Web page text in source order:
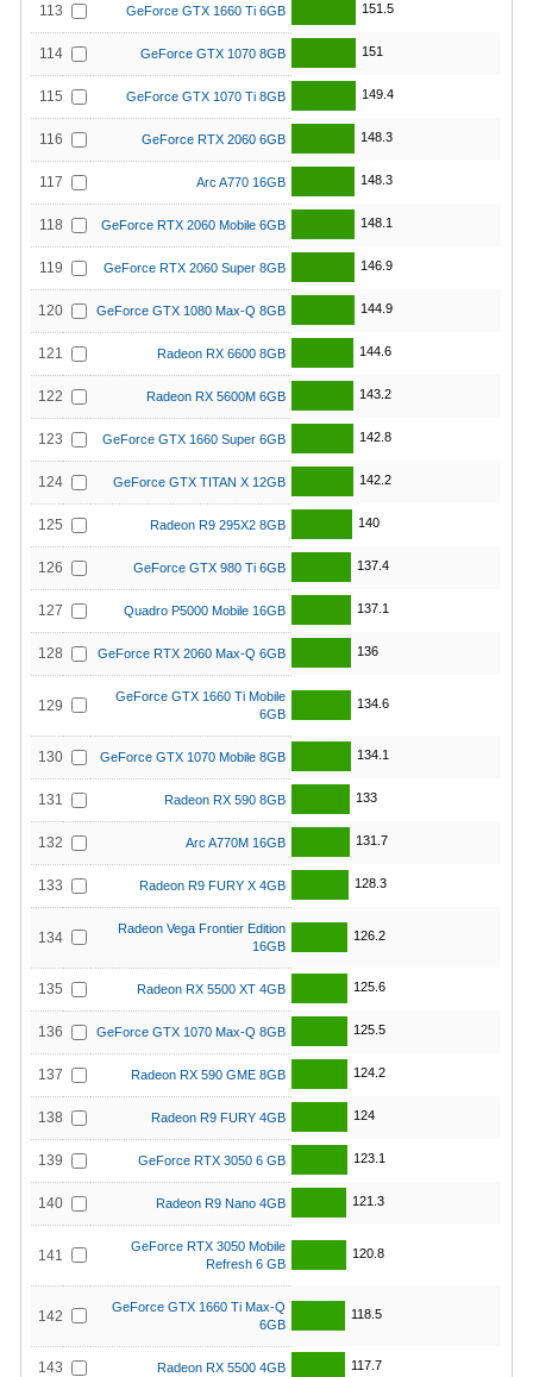
113 GeForce GTX 1660 Ti 6GB 151.5
114 GeForce GTX 1070 8GB 151
115 GeForce GTX 1070 Ti 8GB 149.4
116 GeForce RTX 2060 6GB 148.3
117 Arc A770 16GB 148.3
118 GeForce RTX 2060 Mobile 6GB 148.1
119 GeForce RTX 2060 Super 8GB 146.9
120 GeForce GTX 1080 Max-Q 8GB 144.9
121 Radeon RX 6600 8GB 144.6
122 Radeon RX 5600M 6GB 143.2
123 GeForce GTX 1660 Super 6GB 142.8
124 GeForce GTX TITAN X 12GB 142.2
125 Radeon R9 295X2 8GB 140
126 GeForce GTX 980 Ti 6GB 137.4
127 Quadro P5000 Mobile 16GB 137.1
128 GeForce RTX 2060 Max-Q 6GB 136
129
GeForce GTX 1660 Ti Mobile
6GB
134.6
130 GeForce GTX 1070 Mobile 8GB 134.1
131 Radeon RX 590 8GB 133
132 Arc A770M 16GB 131.7
133 Radeon R9 FURY X 4GB 128.3
134
Radeon Vega Frontier Edition
16GB
126.2
135 Radeon RX 5500 XT 4GB 125.6
136 GeForce GTX 1070 Max-Q 8GB 125.5
137 Radeon RX 590 GME 8GB 124.2
138 Radeon R9 FURY 4GB 124
139 GeForce RTX 3050 6 GB 123.1
140 Radeon R9 Nano 4GB 121.3
141
GeForce RTX 3050 Mobile
Refresh 6 GB
120.8
142
GeForce GTX 1660 Ti Max-Q
6GB
118.5
143 Radeon RX 5500 4GB 117.7